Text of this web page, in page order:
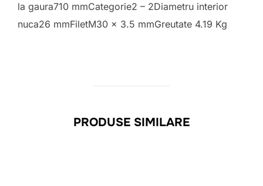
la gaura710 mmCategorie2 – 2Diametru interior
nuca26 mmFiletM30 x 3.5 mmGreutate 4.19 Kg
PRODUSE SIMILARE